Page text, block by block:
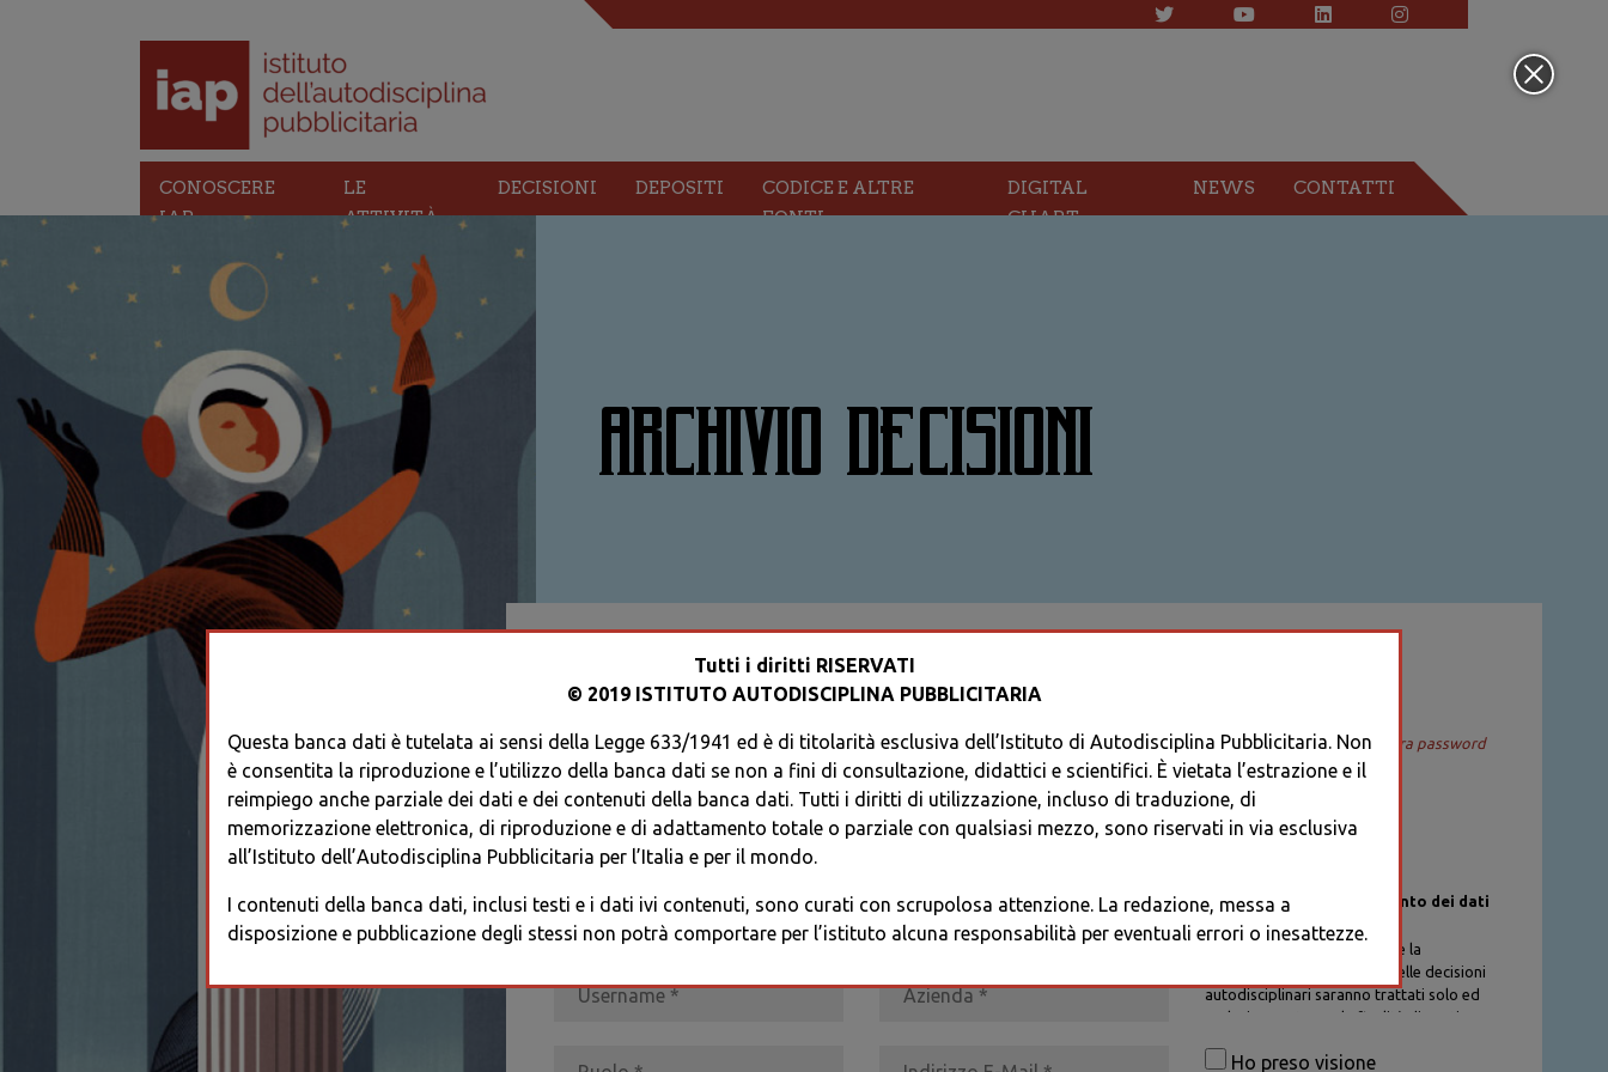
CONOSCERE
IAP
LE
ATTIVITÀ
DECISIONI DEPOSITI
CODICE E ALTRE
FONTI
DIGITAL
CHART
NEWS CONTATTI
ARCHIVIO DECISIONI
ACCEDI AL TUO PROFILO
ACCEDI
Recupera password
REGISTRATI * I CAMPI CONTRASSEGNATI SONO OBBLIGATORI
Informativa sul trattamento dei dati
personali
I dati personali di chi richiede la
registrazione al Database delle decisioni
autodisciplinari saranno trattati solo ed
esclusivamente per la finalità di gestione
procedure previste dal Codice di
Ho preso visione
Tutti i diritti RISERVATI
© 2019 ISTITUTO AUTODISCIPLINA PUBBLICITARIA
Questa banca dati è tutelata ai sensi della Legge 633/1941 ed è di titolarità esclusiva dell’Istituto di Autodisciplina Pubblicitaria. Non
è consentita la riproduzione e l’utilizzo della banca dati se non a fini di consultazione, didattici e scientifici. È vietata l’estrazione e il
reimpiego anche parziale dei dati e dei contenuti della banca dati. Tutti i diritti di utilizzazione, incluso di traduzione, di
memorizzazione elettronica, di riproduzione e di adattamento totale o parziale con qualsiasi mezzo, sono riservati in via esclusiva
all’Istituto dell’Autodisciplina Pubblicitaria per l’Italia e per il mondo.
I contenuti della banca dati, inclusi testi e i dati ivi contenuti, sono curati con scrupolosa attenzione. La redazione, messa a
disposizione e pubblicazione degli stessi non potrà comportare per l’istituto alcuna responsabilità per eventuali errori o inesattezze.